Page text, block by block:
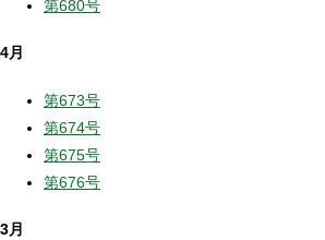
第680号
4月
第673号
第674号
第675号
第676号
3月